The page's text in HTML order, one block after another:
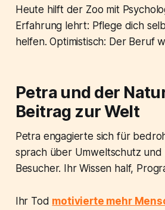
Heute hilft der Zoo mit
Erfahrung lehrt: Pflege dich
helfen. Optimistisch: Der Beruf
Petra und der
Beitrag zur Welt
Petra engagierte sich für
sprach über Umweltschutz und
Besucher. Ihr Wissen half,
Ihr Tod motivierte mehr